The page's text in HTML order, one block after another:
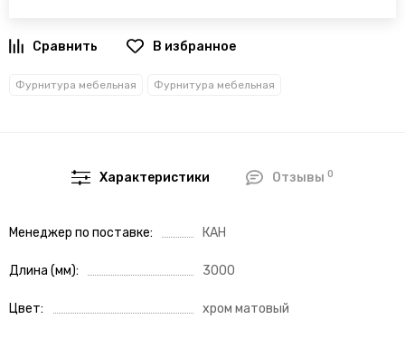
В избранное
Фурнитура мебельная Фурнитура мебельная
Характеристики Отзывы 0
Менеджер по поставке КАН
Длина (мм) 3000
Цвет хром матовый